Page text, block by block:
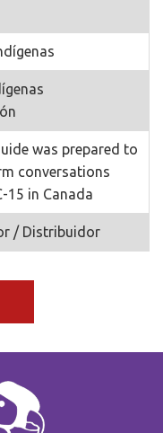
was prepared to
conversations
15 in Canada
/ Distribuidor